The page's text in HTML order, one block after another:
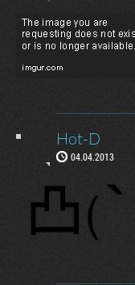
Hot-D
04.04.2013